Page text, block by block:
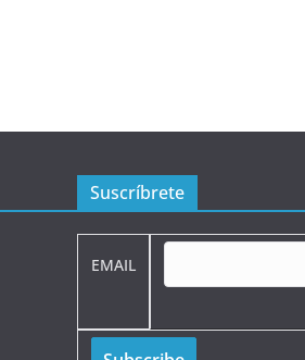
Suscríbrete
EMAIL